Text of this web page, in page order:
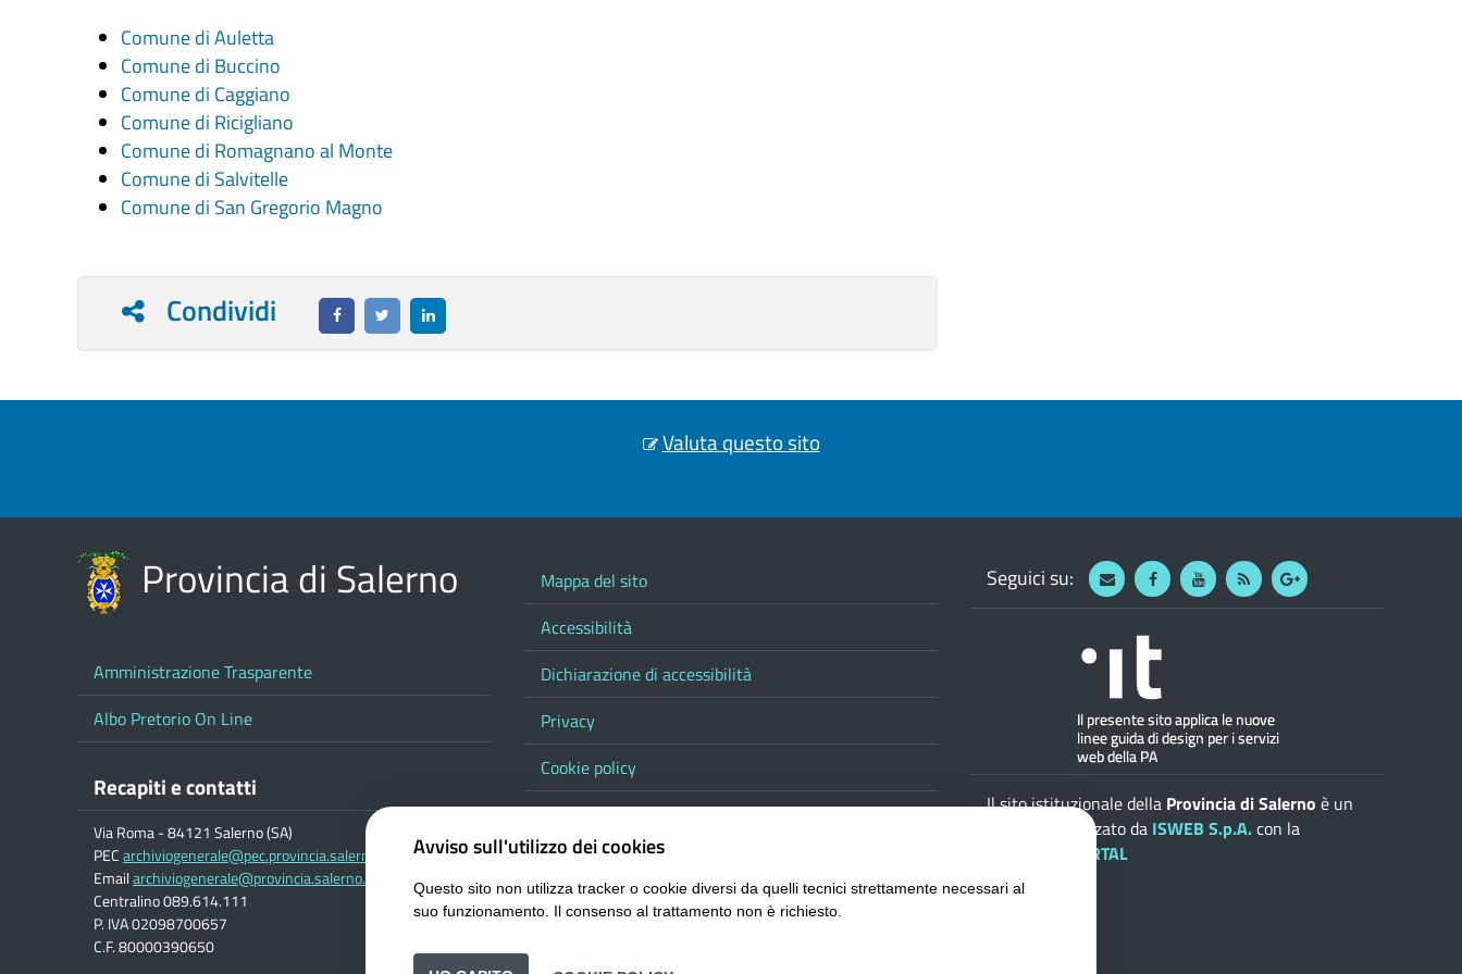
Comune di Auletta
Comune di Buccino
Comune di Caggiano
Comune di Ricigliano
Comune di Romagnano al Monte
Comune di Salvitelle
Comune di San Gregorio Magno
Condividi
Valuta questo sito
Provincia di Salerno
Amministrazione Trasparente
Albo Pretorio On Line
Recapiti e contatti
Via Roma - 84121 Salerno (SA)
PECarchiviogenerale@pec.provincia.salerno.it
Emailarchiviogenerale@provincia.salerno.it
Centralino 089.614.111
P. IVA 02098700657
C.F. 80000390650
Mappa del sito
Accessibilità
Dichiarazione di accessibilità
Privacy
Cookie policy
Note legali
Contatta la Provincia
Responsabile del procedimento di pubblicazione
Seguici su: WebmailFacebookYoutube
RSS Google
Il sito istituzionale della Provincia di Salerno è un
progetto realizzato da ISWEB S.p.A.con la
ePORTAL
Avviso sull'utilizzo dei cookies
Questo sito non utilizza tracker o cookie diversi da quelli tecnici strettamente necessari al
suo funzionamento. Il consenso al trattamento non è richiesto.